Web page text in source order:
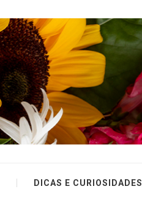
DICAS E CURIOSIDADES